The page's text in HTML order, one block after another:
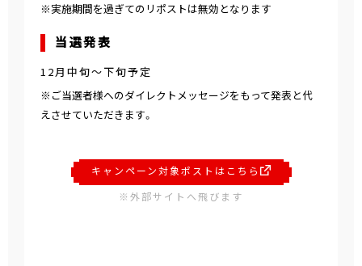
※実施期間を過ぎてのリポストは無効となります
当選発表
12月中旬～下旬予定
※ご当選者様へのダイレクトメッセージをもって発表と代
えさせていただきます。
キャンペーン対象ポストはこちら
※外部サイトへ飛びます